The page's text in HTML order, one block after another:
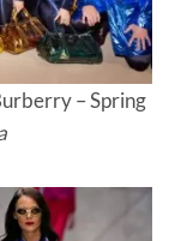
– Spring